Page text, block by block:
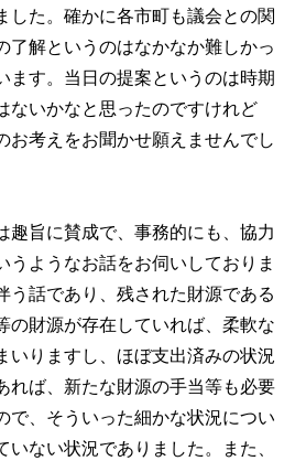
した。確かに各市町も議会との関
了解というのはなかなか難しかっ
ます。当日の提案というのは時期
ないかなと思ったのですけれど
お考えをお聞かせ願えませんでし
趣旨に賛成で、事務的にも、協力
うようなお話をお伺いしておりま
う話であり、残された財源である
の財源が存在していれば、柔軟な
いりますし、ほぼ支出済みの状況
れば、新たな財源の手当等も必要
で、そういった細かな状況につい
いない状況でありました。また、